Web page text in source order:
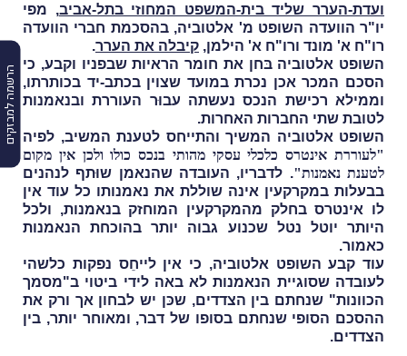
הרשמה למבזקים
ועדת-הערר שליד בית-המשפט המחוזי בתל-אביב, מפי
יו"ר הוועדה השופט מ' אלטוביה, בהסכמת חברי הוועדה
רו"ח א' מונד ורו"ח א' הילמן, קיבלה את הערר.
השופט אלטוביה בּחן את חומר הראיות שבפניו וקבע, כי
הסכם המכר אכן נכרת במועד שצוין בכתב-יד בכותרתו,
וממילא רכישת הנכס נעשתה עבוּר העוררת ובנאמנות
לטובת שתי החברות האחרות.
השופט אלטוביה המשיך והתייחס לטענת המשיב, לפיה
"לעוררת אינטרס כלכלי עסקי מהותי בנכס כולו ולכן אין מקום
לטענת נאמנות". לדבריו, העובדה שהנאמן שוּתף לנהנים
בבעלות במקרקעין אינה שוללת את נאמנותו כל עוד אין
לו אינטרס בחלק מהמקרקעין המוחזק בנאמנות, ולכל
היותר יוטל נטל שכנוע גבוה יותר בהוכחת הנאמנות
כאמור.
עוד קבע השופט אלטוביה, כי אין לייחֵס נפקות כלשהי
לעובדה שסוגיית הנאמנות לא באה לידי ביטוי ב"מסמך
הכוונות" שנחתם בין הצדדים, שכּן יש לבחון אך ורק את
ההסכם הסופי שנחתם בסופו של דבר, ומאוחר יותר, בין
הצדדים.